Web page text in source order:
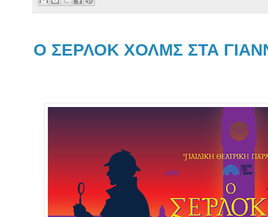
Ο ΣΕΡΛΟΚ ΧΟΛΜΣ ΣΤΑ